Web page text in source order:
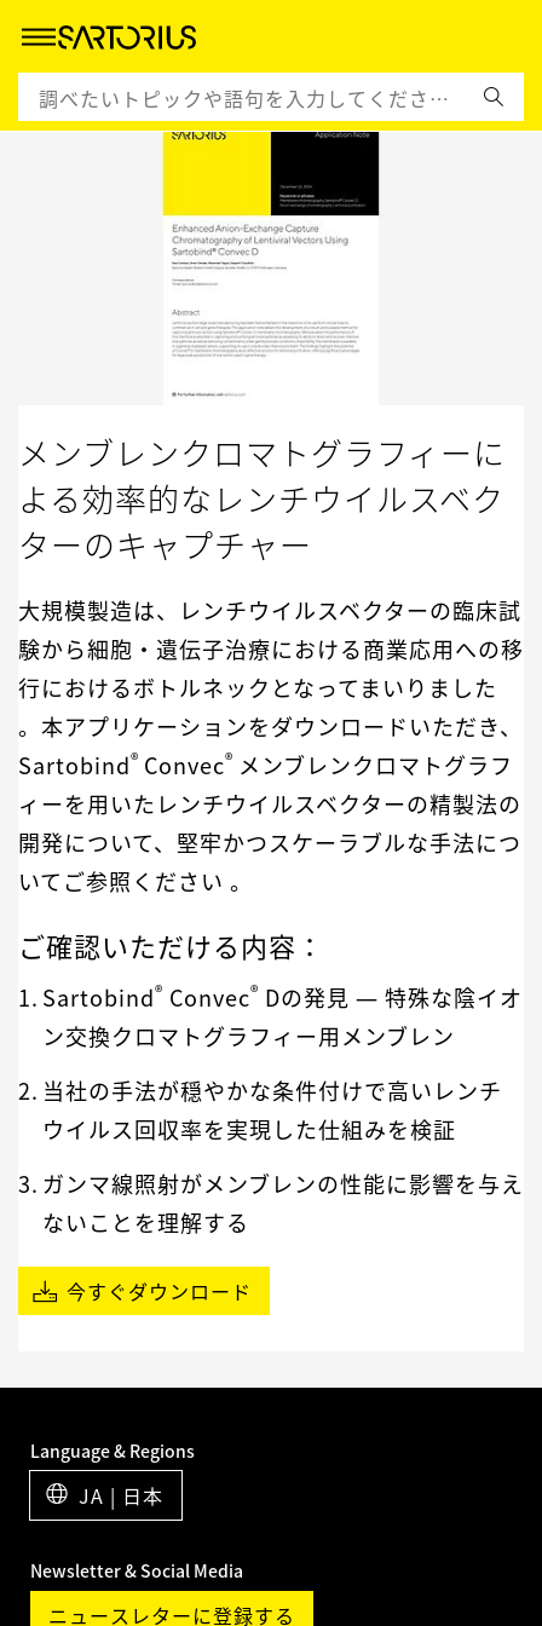
メンブレンクロマトグラフィーに
よる効率的なレンチウイルスベク
ターのキャプチャー
大規模製造は、レンチウイルスベクターの臨床試
験から細胞・遺伝子治療における商業応用への移
行におけるボトルネックとなってまいりました
。 本アプリケーションをダウンロードいただき、
Sartobind® Convec® メンブレンクロマトグラフ
ィーを用いたレンチウイルスベクターの精製法の
開発について、堅牢かつスケーラブルな手法につ
いてご参照ください 。
ご確認いただける内容：
Sartobind® Convec® Dの発見 ― 特殊な陰イオ
ン交換クロマトグラフィー用メンブレン
当社の手法が穏やかな条件付けで高いレンチ
ウイルス回収率を実現した仕組みを検証
ガンマ線照射がメンブレンの性能に影響を与え
ないことを理解する
今すぐダウンロード
Language & Regions
JA | 日本
Newsletter & Social Media
ニュースレターに登録する